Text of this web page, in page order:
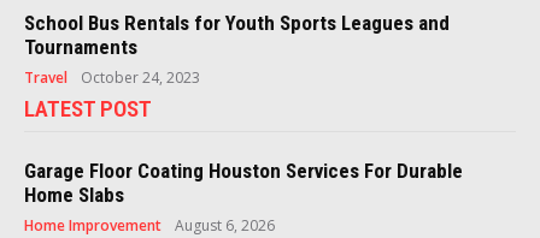
School Bus Rentals for Youth Sports Leagues and
Tournaments
Travel October 24, 2023
LATEST POST
Garage Floor Coating Houston Services For Durable
Home Slabs
Home Improvement August 6, 2026